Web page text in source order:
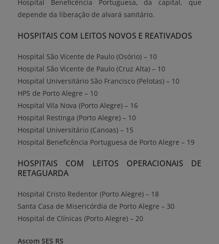
Hospital Beneficência Portuguesa, da capital, que
depende da liberação de alvará sanitário.
HOSPITAIS COM LEITOS NOVOS E REATIVADOS
Hospital São Vicente de Paulo (Osório) – 10
Hospital São Vicente de Paulo (Cruz Alta) – 10
Hospital Universitário São Francisco (Pelotas) – 10
HPS de Porto Alegre – 10
Hospital Vila Nova (Porto Alegre) – 16
Hospital Restinga (Porto Alegre) – 10
Hospital Universitário (Canoas) – 15
Hospital Beneficência Portuguesa de Porto Alegre – 19
HOSPITAIS COM LEITOS OPERACIONAIS DE
RETAGUARDA
Hospital Cristo Redentor (Porto Alegre) – 18
Santa Casa de Misericórdia de Porto Alegre – 30
Hospital de Clínicas (Porto Alegre) – 20
Ascom SES RS